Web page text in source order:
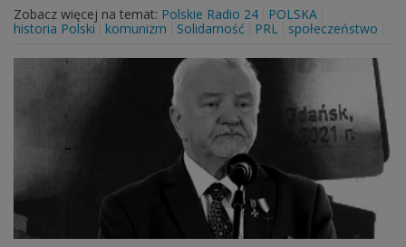
Zobacz więcej na temat: Polskie Radio 24
POLSKA
historia Polski
komunizm Solidarność PRL społeczeństwo